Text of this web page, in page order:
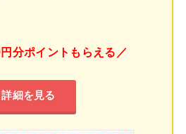
分ポイントもらえる／
詳細を見る